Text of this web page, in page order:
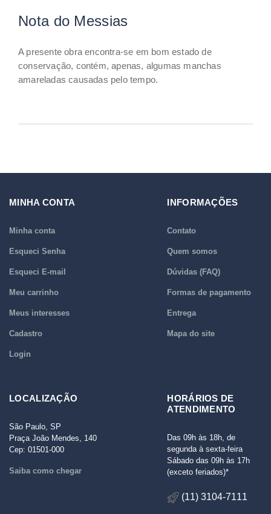
Nota do Messias
A presente obra encontra-se em bom estado de
conservação, contém, apenas, algumas manchas
amareladas causadas pelo tempo.
MINHA CONTA
Minha conta
Esqueci Senha
Esqueci E-mail
Meu carrinho
Meus interesses
Cadastro
Login
INFORMAÇÕES
Contato
Quem somos
Dúvidas (FAQ)
Formas de pagamento
Entrega
Mapa do site
LOCALIZAÇÃO
São Paulo, SP
Praça João Mendes, 140
Cep: 01501-000
Saiba como chegar
HORÁRIOS DE
ATENDIMENTO
Das 09h às 18h, de
segunda à sexta-feira
Sábado das 09h às 17h
(exceto feriados)*
(11) 3104-7111